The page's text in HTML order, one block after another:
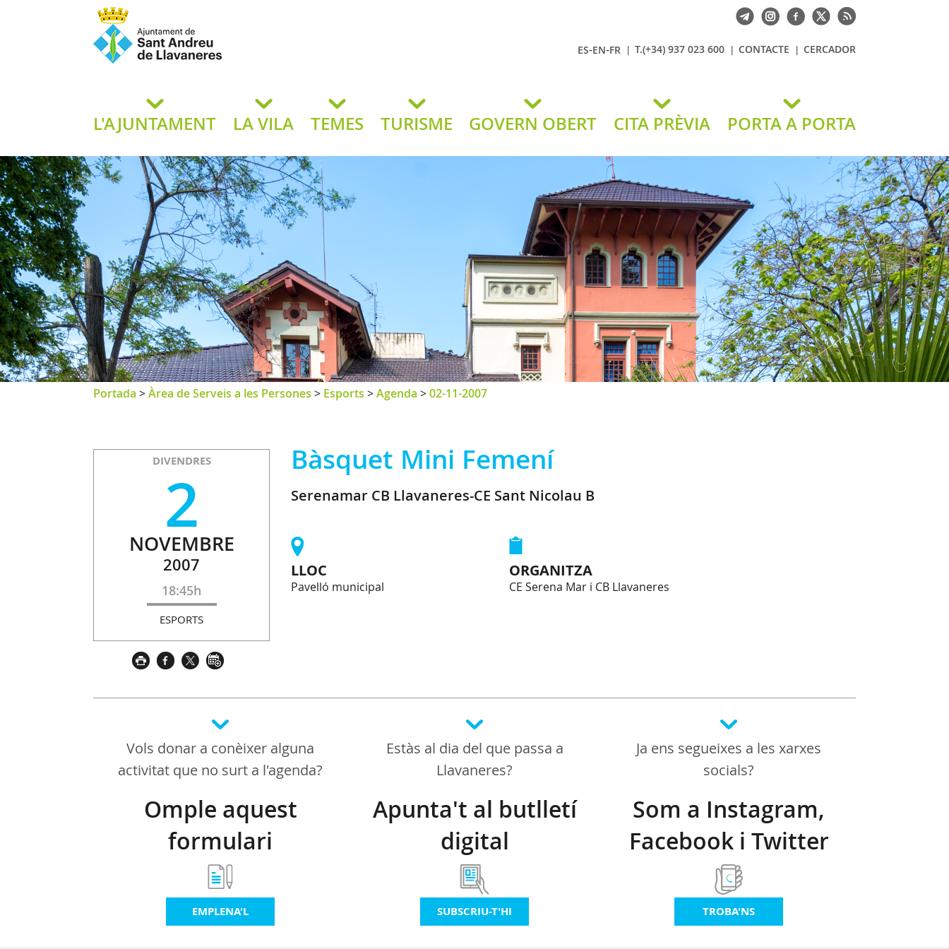
de Llavaneres
ES-EN-FR T.(+34) 937 023 600 CONTACTE CERCADOR
L'AJUNTAMENT LA VILA TEMES TURISME GOVERN OBERT CITA PRÈVIA PORTA A PORTA
Portada >Àrea de Serveis a les Persones > Esports >Agenda >02-11-2007
DIVENDRES
2
NOVEMBRE
2007
18:45h
ESPORTS
Bàsquet Mini Femení
Serenamar CB Llavaneres-CE Sant Nicolau B
LLOC
Pavelló municipal
ORGANITZA
CE Serena Mar i CB Llavaneres
Vols donar a conèixer alguna
activitat que no surt a l'agenda?
Omple aquest
formulari
EMPLENA'L
Estàs al dia del que passa a
Llavaneres?
Apunta't al butlletí
digital
SUBSCRIU-T'HI
Ja ens segueixes a les xarxes
socials?
Som a Instagram,
Facebook i Twitter
TROBA'NS